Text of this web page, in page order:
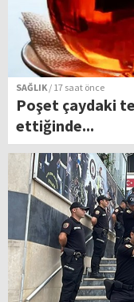
SAĞLIK / 17 saat önce
Poşet çaydaki
ettiğinde...